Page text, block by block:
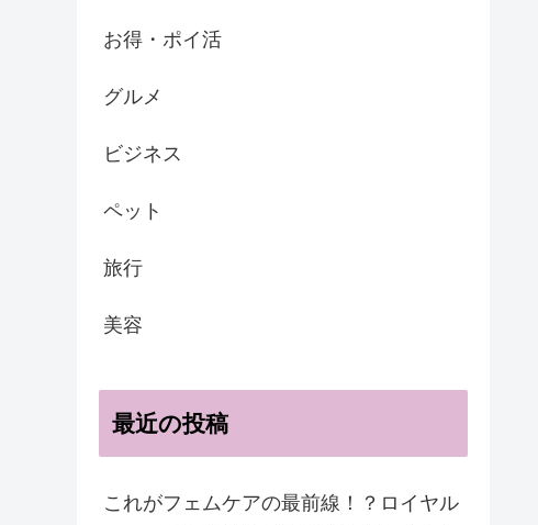
お得・ポイ活
グルメ
ビジネス
ペット
旅行
美容
最近の投稿
これがフェムケアの最前線！？ロイヤル